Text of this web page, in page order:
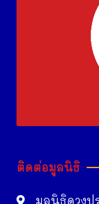
ติดต่อมูลนิธิ
มูลนิธิดวงป